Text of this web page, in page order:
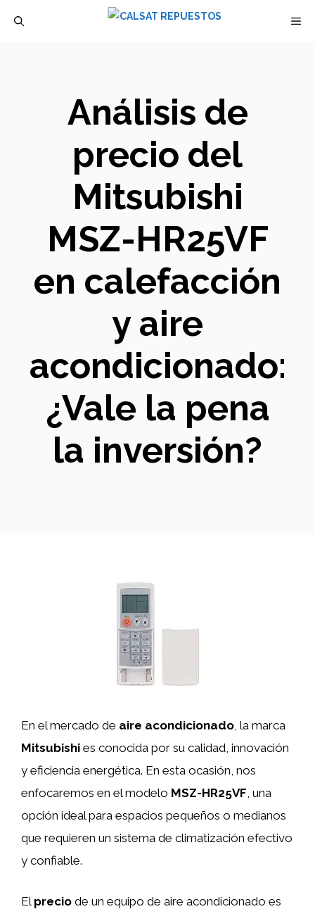
Análisis de
precio del
Mitsubishi
MSZ-HR25VF
en calefacción
y aire
acondicionado:
¿Vale la pena
la inversión?
En el mercado de aire acondicionado, la marca
Mitsubishi es conocida por su calidad, innovación
y eficiencia energética. En esta ocasión, nos
enfocaremos en el modelo MSZ-HR25VF, una
opción ideal para espacios pequeños o medianos
que requieren un sistema de climatización efectivo
y confiable.
El precio de un equipo de aire acondicionado es